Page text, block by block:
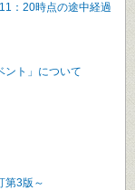
：20時点の途中経過
ント」について
第3版～